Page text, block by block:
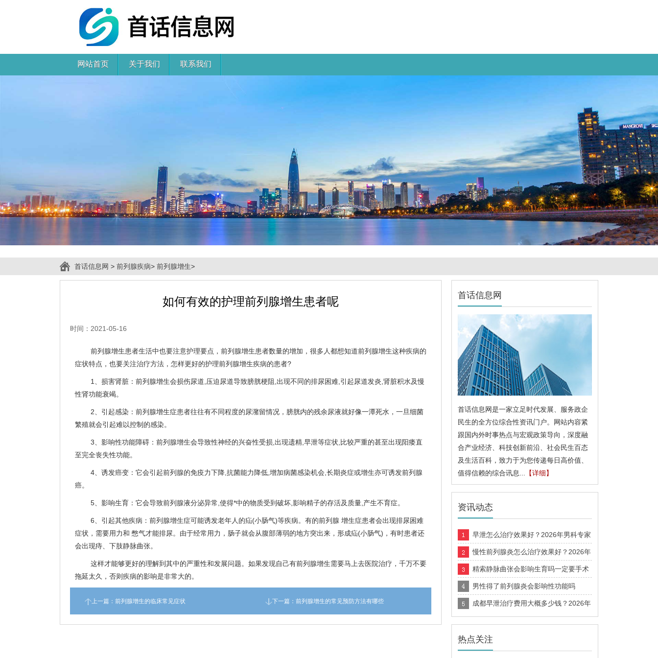
网站首页 关于我们 联系我们
首话信息网 > 前列腺疾病> 前列腺增生>
如何有效的护理前列腺增生患者呢
时间：2021-05-16
前列腺增生患者生活中也要注意护理要点，前列腺增生患者数量的增加，很多人都想知道前列腺增生这种疾病的
症状特点，也要关注治疗方法，怎样更好的护理前列腺增生疾病的患者?
1、损害肾脏：前列腺增生会损伤尿道,压迫尿道导致膀胱梗阻,出现不同的排尿困难,引起尿道发炎,肾脏积水及慢
性肾功能衰竭。
2、引起感染：前列腺增生症患者往往有不同程度的尿潴留情况，膀胱内的残余尿液就好像一潭死水，一旦细菌
繁殖就会引起难以控制的感染。
3、影响性功能障碍：前列腺增生会导致性神经的兴奋性受损,出现遗精,早泄等症状,比较严重的甚至出现阳痿直
至完全丧失性功能。
4、诱发癌变：它会引起前列腺的免疫力下降,抗菌能力降低,增加病菌感染机会,长期炎症或增生亦可诱发前列腺
癌。
5、影响生育：它会导致前列腺液分泌异常,使得*中的物质受到破坏,影响精子的存活及质量,产生不育症。
6、引起其他疾病：前列腺增生症可能诱发老年人的疝(小肠气)等疾病。有的前列腺 增生症患者会出现排尿困难
症状，需要用力和 憋气才能排尿。由于经常用力，肠子就会从腹部薄弱的地方突出来，形成疝(小肠气)，有时患者还
会出现痔、下肢静脉曲张。
这样才能够更好的理解到其中的严重性和发展问题。如果发现自己有前列腺增生需要马上去医院治疗，千万不要
拖延太久，否则疾病的影响是非常大的。
上一篇： 前列腺增生的临床常见症状 下一篇： 前列腺增生的常见预防方法有哪些
首话信息网
首话信息网是一家立足时代发展、服务政企
民生的全方位综合性资讯门户。网站内容紧
跟国内外时事热点与宏观政策导向，深度融
合产业经济、科技创新前沿、社会民生百态
及生活百科，致力于为您传递每日高价值、
值得信赖的综合讯息...
【详细】
资讯动态
早泄怎么治疗效果好？2026年男科专家
推荐的科学诊疗方案
慢性前列腺炎怎么治疗效果好？2026年
男科诊疗方法科普指南
精索静脉曲张会影响生育吗一定要手术
吗多久能恢复
男性得了前列腺炎会影响性功能吗
成都早泄治疗费用大概多少钱？2026年
热点关注